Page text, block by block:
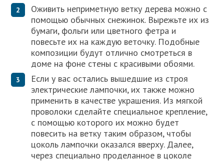
Оживить неприметную ветку дерева можно с
помощью обычных снежинок. Вырежьте их из
бумаги, фольги или цветного фетра и
повесьте их на каждую веточку. Подобные
композиции будут отлично смотреться в
доме на фоне стены с красивыми обоями.
Если у вас остались вышедшие из строя
электрические лампочки, их также можно
применить в качестве украшения. Из мягкой
проволоки сделайте специальное крепление,
с помощью которого их можно будет
повесить на ветку таким образом, чтобы
цоколь лампочки оказался вверху. Далее,
через специально проделанное в цоколе